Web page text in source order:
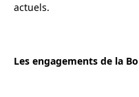
actuels.
Les engagements de la